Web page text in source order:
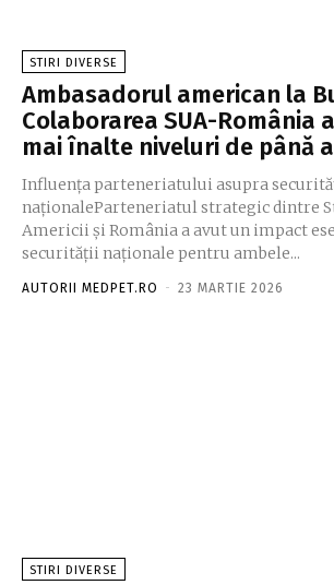
STIRI DIVERSE
Ambasadorul american la
Colaborarea SUA-România
mai înalte niveluri de până
Influența parteneriatului asupra
naționaleParteneriatul strategic dintre
Americii și România a avut un impact
securității naționale pentru ambele...
AUTORII MEDPET.RO - 23 MARTIE 2026
STIRI DIVERSE